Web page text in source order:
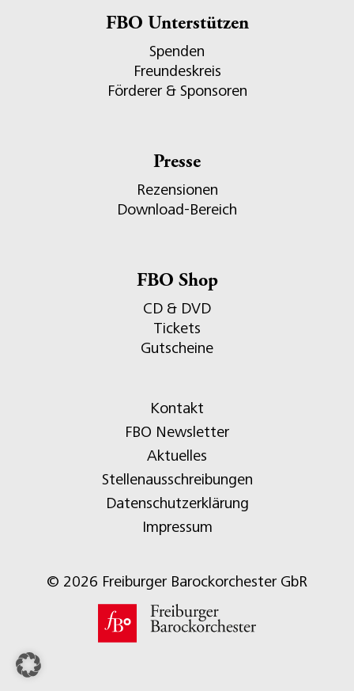
FBO Unterstützen
Spenden
Freundeskreis
Förderer & Sponsoren
Presse
Rezensionen
Download-Bereich
FBO Shop
CD & DVD
Tickets
Gutscheine
Kontakt
FBO Newsletter
Aktuelles
Stellenausschreibungen
Datenschutzerklärung
Impressum
© 2026 Freiburger Barockorchester GbR